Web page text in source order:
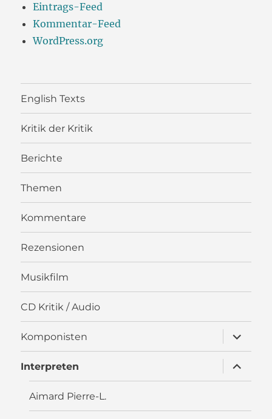
Eintrags-Feed
Kommentar-Feed
WordPress.org
English Texts
Kritik der Kritik
Berichte
Themen
Kommentare
Rezensionen
Musikfilm
CD Kritik / Audio
Komponisten
öffnen
Interpreten
öffnen
Aimard Pierre-L.